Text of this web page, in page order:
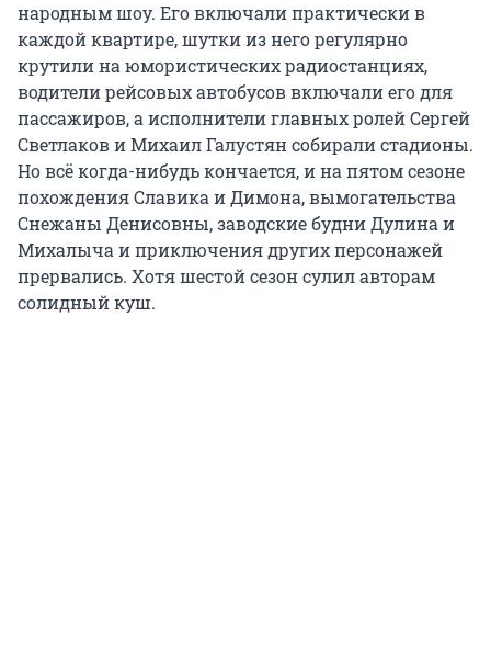
народным шоу. Его включали практически в
каждой квартире, шутки из него регулярно
крутили на юмористических радиостанциях,
водители рейсовых автобусов включали его для
пассажиров, а исполнители главных ролей Сергей
Светлаков и Михаил Галустян собирали стадионы.
Но всё когда-нибудь кончается, и на пятом сезоне
похождения Славика и Димона, вымогательства
Снежаны Денисовны, заводские будни Дулина и
Михалыча и приключения других персонажей
прервались. Хотя шестой сезон сулил авторам
солидный куш.